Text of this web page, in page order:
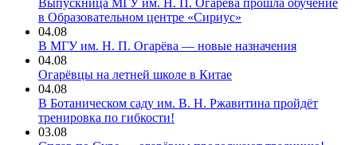
Выпускница МГУ им. Н. П. Огарёва прошла обучение
в Образовательном центре «Сириус»
04.08
В МГУ им. Н. П. Огарёва — новые назначения
04.08
Огарёвцы на летней школе в Китае
04.08
В Ботаническом саду им. В. Н. Ржавитина пройдёт
тренировка по гибкости!
03.08